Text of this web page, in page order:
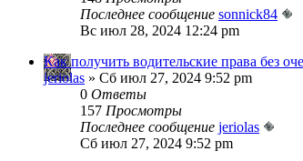
Последнее сообщение sonnick84
Вс июл 28, 2024 12:24 pm
Как получить водительские права без
jeriolas » Сб июл 27, 2024 9:52 pm
0 Ответы
157 Просмотры
Последнее сообщение jeriolas
Сб июл 27, 2024 9:52 pm